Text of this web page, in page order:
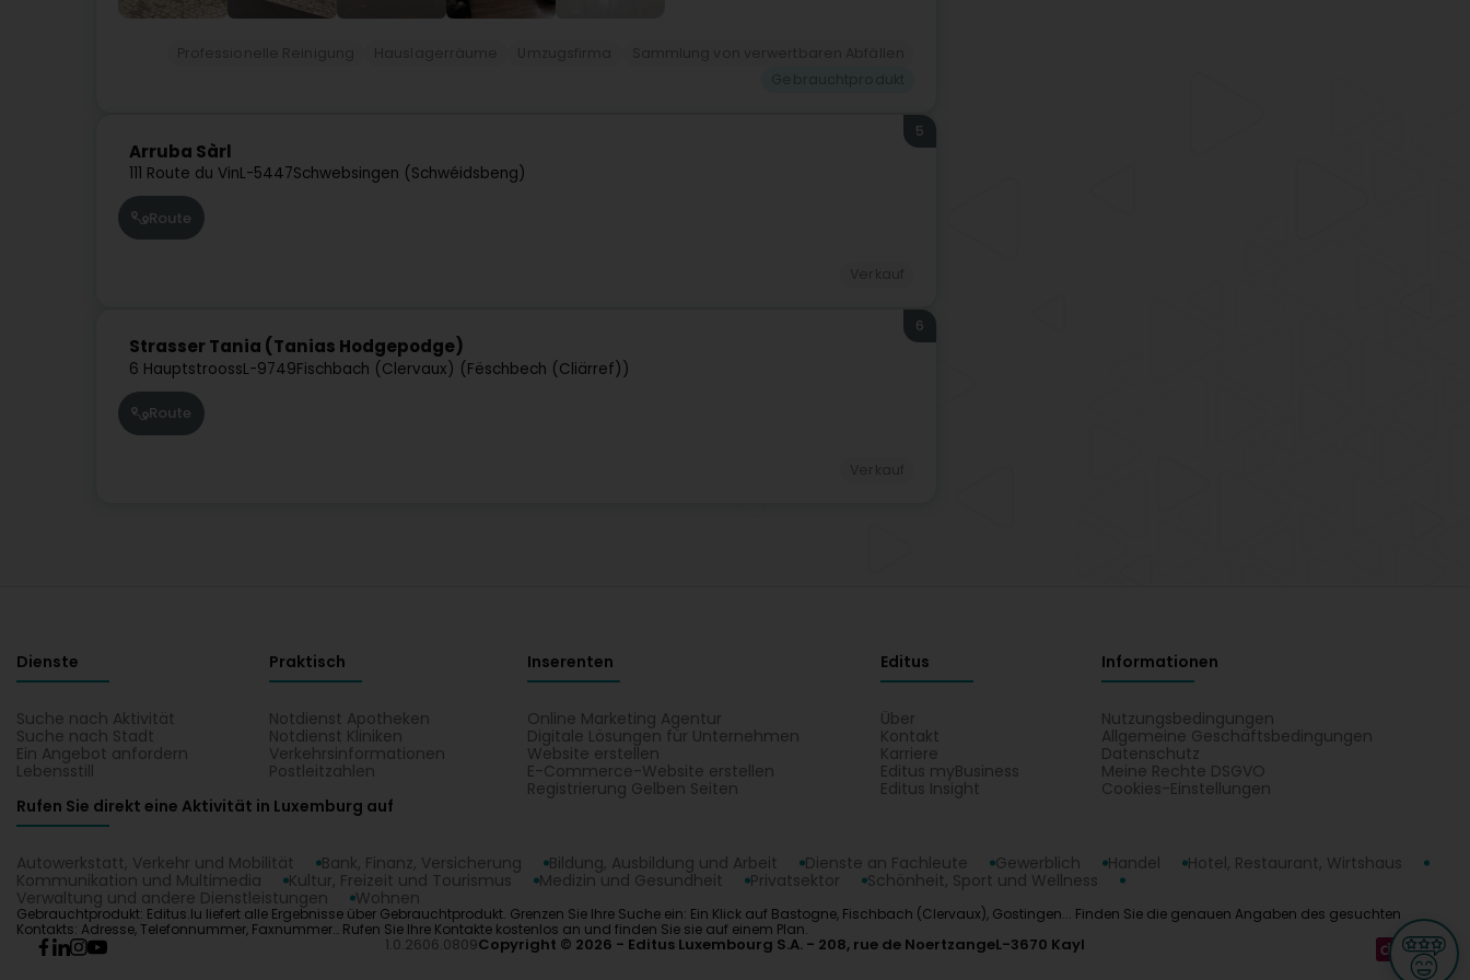
Arruba Sàrl
111 Route du VinL-5447Schwebsingen (Schwéidsbeng)
5
Route
Strasser Tania (Tanias Hodgepodge)
6 HauptstroossL-9749Fischbach (Clervaux) (Fëschbech (Cliärref))
6
Route
Dienste
Suche nach Aktivität
Suche nach Stadt
Ein Angebot anfordern
Lebensstill
Praktisch
Notdienst Apotheken
Notdienst Kliniken
Verkehrsinformationen
Postleitzahlen
Inserenten
Online Marketing Agentur
Digitale Lösungen für Unternehmen
Website erstellen
E-Commerce-Website erstellen
Registrierung Gelben Seiten
Editus
Über
Kontakt
Karriere
Editus myBusiness
Editus Insight
Informationen
Nutzungsbedingungen
Allgemeine Geschäftsbedingungen
Datenschutz
Meine Rechte DSGVO
Cookies-Einstellungen
Rufen Sie direkt eine Aktivität in Luxemburg auf
Autowerkstatt, Verkehr und Mobilität Bank, Finanz, Versicherung Bildung, Ausbildung und Arbeit Dienste an Fachleute Gewerblich Handel
Hotel, Restaurant, Wirtshaus
Kommunikation und Multimedia
Kultur, Freizeit und Tourismus Medizin und Gesundheit Privatsektor
Schönheit, Sport und Wellness
Verwaltung und andere Dienstleistungen
Wohnen
Gebrauchtprodukt: Editus.lu liefert alle Ergebnisse über Gebrauchtprodukt. Grenzen Sie Ihre Suche ein: Ein Klick auf Bastogne, Fischbach (Clervaux), Gostingen... Finden Sie die genauen Angaben des gesuchten
Kontakts: Adresse, Telefonnummer, Faxnummer… Rufen Sie Ihre Kontakte kostenlos an und finden Sie sie auf einem Plan.
1.0.2606.0809Copyright © 2026 Editus Luxembourg S.A. 208, rue de NoertzangeL-3670 Kayl